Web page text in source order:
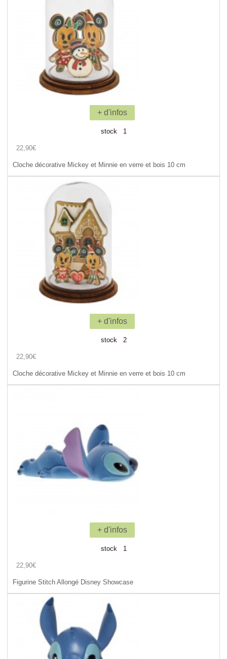
+ d'infos
stock 1
22,90€
Cloche décorative Mickey et Minnie en verre et bois 10 cm
+ d'infos
stock 2
22,90€
Cloche décorative Mickey et Minnie en verre et bois 10 cm
+ d'infos
stock 1
22,90€
Figurine Stitch Allongé Disney Showcase